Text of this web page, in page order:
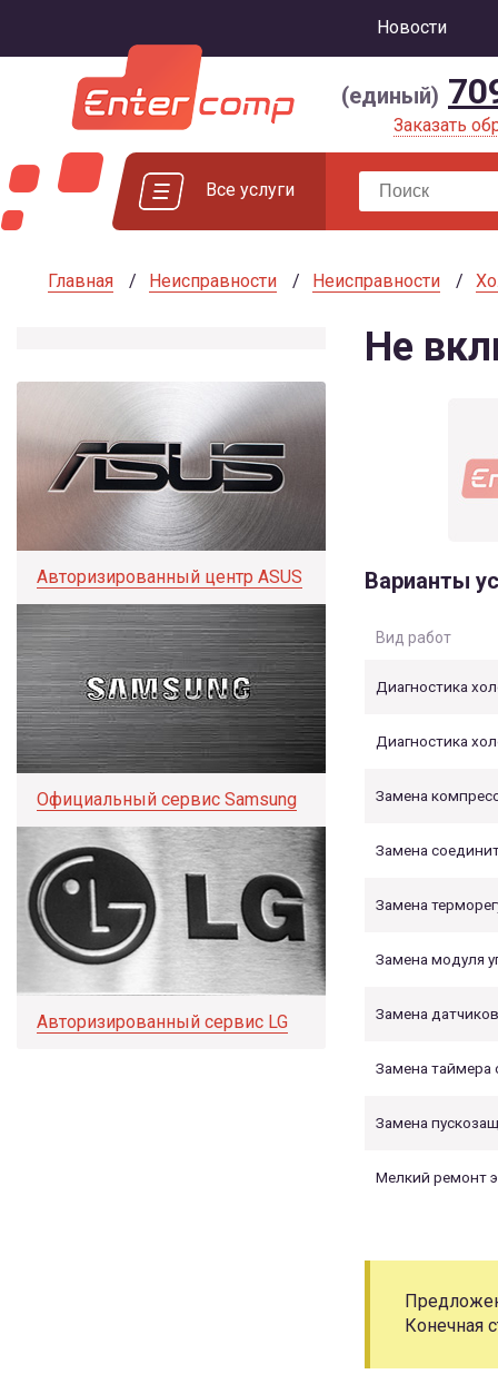
Новости
(единый)
Заказать
Все услуги
Главная Неисправности Неисправности
Авторизированный центр ASUS
Официальный сервис Samsung
Авторизированный сервис LG
Не
Варианты
Вид работ
Диагностика
Диагностика
Замена
Замена
Замена
Замена модуля
Замена
Замена таймера
Замена
Мелкий ремонт
Конечная